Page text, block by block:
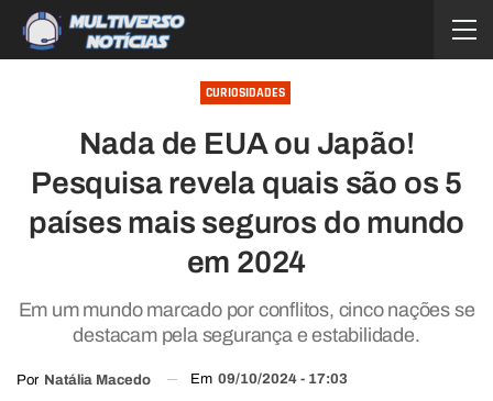
CURIOSIDADES
Nada de EUA ou Japão!
Pesquisa revela quais são os 5
países mais seguros do mundo
em 2024
Em um mundo marcado por conflitos, cinco nações se
destacam pela segurança e estabilidade.
Por Natália Macedo Em 09/10/2024 - 17:03